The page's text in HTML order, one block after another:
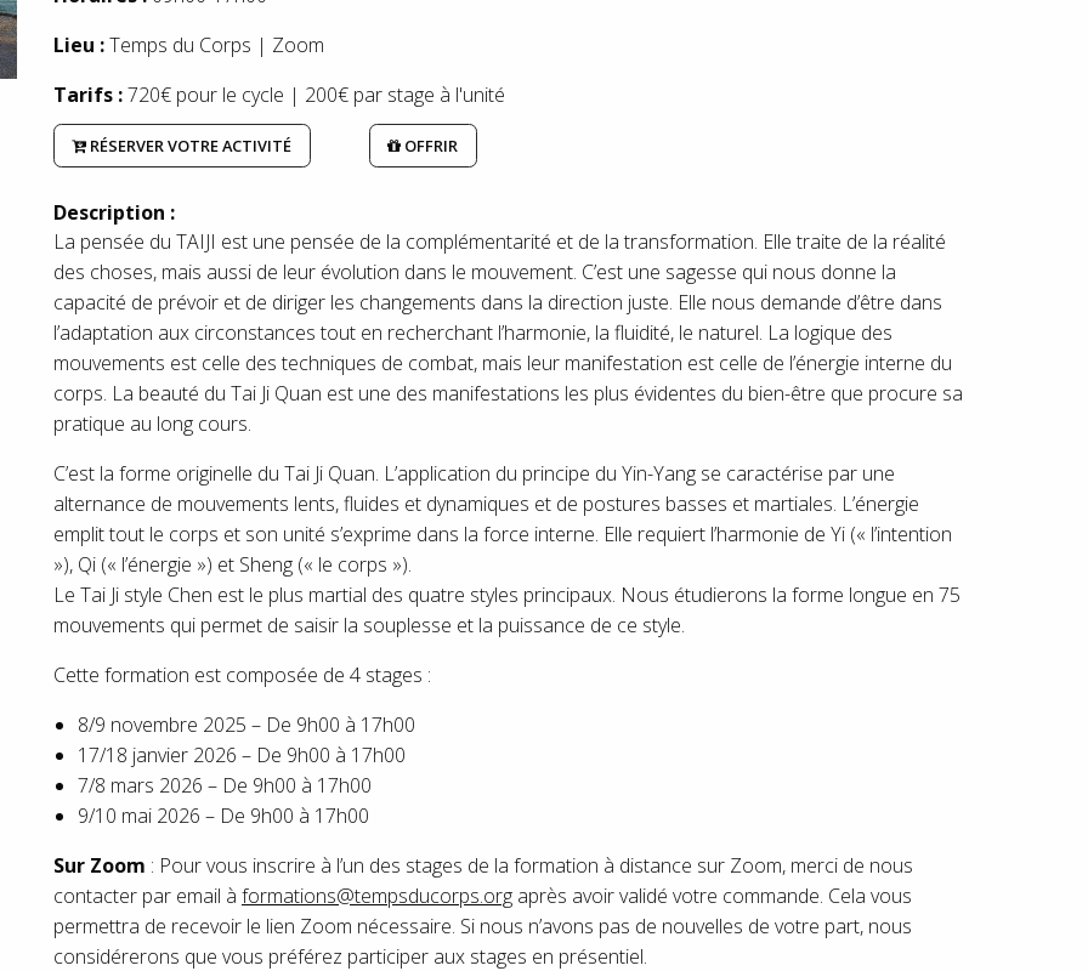
Lieu :Temps du Corps | Zoom
Tarifs :720€ pour le cycle | 200€ par stage à l'unité
RÉSERVER VOTRE ACTIVITÉ OFFRIR
Description :
La pensée du TAIJI est une pensée de la complémentarité et de la transformation. Elle traite de la réalité
des choses, mais aussi de leur évolution dans le mouvement. C’est une sagesse qui nous donne la
capacité de prévoir et de diriger les changements dans la direction juste. Elle nous demande d’être dans
l’adaptation aux circonstances tout en recherchant l’harmonie, la fluidité, le naturel. La logique des
mouvements est celle des techniques de combat, mais leur manifestation est celle de l’énergie interne du
corps. La beauté du Tai Ji Quan est une des manifestations les plus évidentes du bien-être que procure sa
pratique au long cours.
C’est la forme originelle du Tai Ji Quan. L’application du principe du Yin-Yang se caractérise par une
alternance de mouvements lents, fluides et dynamiques et de postures basses et martiales. L’énergie
emplit tout le corps et son unité s’exprime dans la force interne. Elle requiert l’harmonie de Yi (« l’intention
»), Qi (« l’énergie ») et Sheng (« le corps »).
Le Tai Ji style Chen est le plus martial des quatre styles principaux. Nous étudierons la forme longue en 75
mouvements qui permet de saisir la souplesse et la puissance de ce style.
Cette formation est composée de 4 stages :
8/9 novembre 2025 – De 9h00 à 17h00
17/18 janvier 2026 – De 9h00 à 17h00
7/8 mars 2026 – De 9h00 à 17h00
9/10 mai 2026 – De 9h00 à 17h00
Sur Zoom : Pour vous inscrire à l’un des stages de la formation à distance sur Zoom, merci de nous
contacter par email à formations@tempsducorps.orgaprès avoir validé votre commande. Cela vous
permettra de recevoir le lien Zoom nécessaire. Si nous n’avons pas de nouvelles de votre part, nous
considérerons que vous préférez participer aux stages en présentiel.